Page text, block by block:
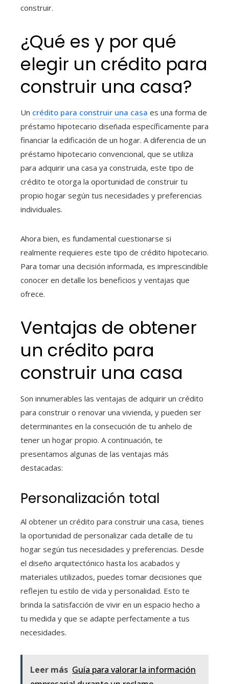
construir.
¿Qué es y por qué
elegir un crédito para
construir una casa?
Un crédito para construir una casa es una forma de
préstamo hipotecario diseñada específicamente para
financiar la edificación de un hogar. A diferencia de un
préstamo hipotecario convencional, que se utiliza
para adquirir una casa ya construida, este tipo de
crédito te otorga la oportunidad de construir tu
propio hogar según tus necesidades y preferencias
individuales.
Ahora bien, es fundamental cuestionarse si
realmente requieres este tipo de crédito hipotecario.
Para tomar una decisión informada, es imprescindible
conocer en detalle los beneficios y ventajas que
ofrece.
Ventajas de obtener
un crédito para
construir una casa
Son innumerables las ventajas de adquirir un crédito
para construir o renovar una vivienda, y pueden ser
determinantes en la consecución de tu anhelo de
tener un hogar propio. A continuación, te
presentamos algunas de las ventajas más
destacadas:
Personalización total
Al obtener un crédito para construir una casa, tienes
la oportunidad de personalizar cada detalle de tu
hogar según tus necesidades y preferencias. Desde
el diseño arquitectónico hasta los acabados y
materiales utilizados, puedes tomar decisiones que
reflejen tu estilo de vida y personalidad. Esto te
brinda la satisfacción de vivir en un espacio hecho a
tu medida y que se adapte perfectamente a tus
necesidades.
Leer más Guía para valorar la información